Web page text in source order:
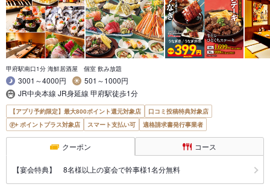
甲府駅南口1分 海鮮居酒屋 個室 飲み放題
3001～4000円
501～1000円
JR中央本線 JR身延線 甲府駅徒歩1分
【アプリ予約限定】最大800ポイント還元対象店
口コミ投稿特典対象店
ポイントプラス対象店
スマート支払い可 適格請求書発行事業者
クーポン コース
【宴会特典】 8名様以上の宴会で幹事様1名分無料